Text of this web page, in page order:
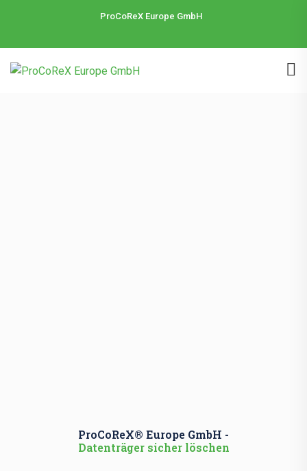
ProCoReX Europe GmbH
ProCoReX® Europe GmbH -
Datenträger sicher löschen